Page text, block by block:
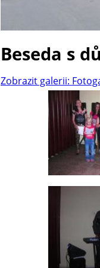
Beseda s
Zobrazit galerii: